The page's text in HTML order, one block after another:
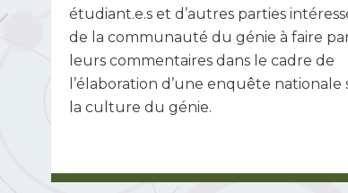
étudiant.e.s et d’autres parties
de la communauté du génie à faire
leurs commentaires dans le cadre de
l’élaboration d’une enquête nationale
la culture du génie.